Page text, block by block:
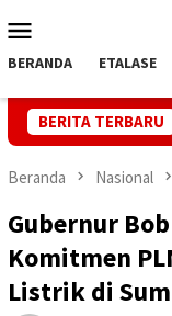
ke
kontenMobile
BERANDA ETALASE
BERITA TERBARU
dan Inspeksi
Beranda Nasional
Gubernur
Komitmen
Listrik di